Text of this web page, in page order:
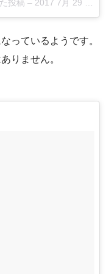
投稿 – 2017 7月 29 1:59午前 PDT
っているようです。
りません。